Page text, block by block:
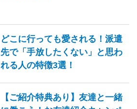
どこに行っても愛される！派遣
先で「手放したくない」と思わ
れる人の特徴3選！
【ご紹介特典あり】友達と一緒